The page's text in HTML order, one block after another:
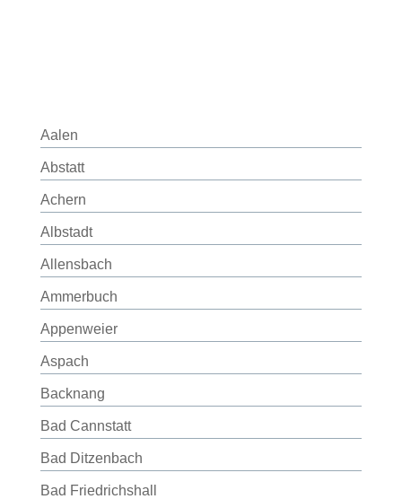
Aalen
Abstatt
Achern
Albstadt
Allensbach
Ammerbuch
Appenweier
Aspach
Backnang
Bad Cannstatt
Bad Ditzenbach
Bad Friedrichshall